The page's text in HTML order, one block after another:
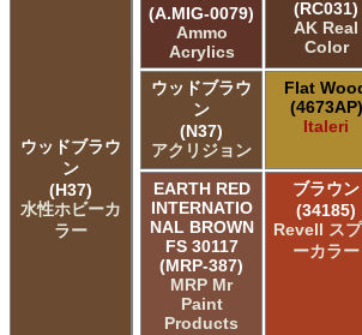
ウッドブラウ
ン
(H37)
水性ホビーカ
ラー
(A.MIG-0079)
Ammo
Acrylics
(RC031)
AK Real
Color
ウッドブラウ
ン
(N37)
アクリジョン
Flat
(4673AP)
Italeri
EARTH RED
INTERNATIO
NAL BROWN
FS 30117
(MRP-387)
MRP Mr
Paint
Products
ブラウン
(34185)
Revell ス
ーカラー